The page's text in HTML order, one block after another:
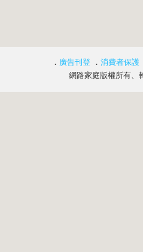
． 廣告刊登 ． 消費者保護
網路家庭版權所有、